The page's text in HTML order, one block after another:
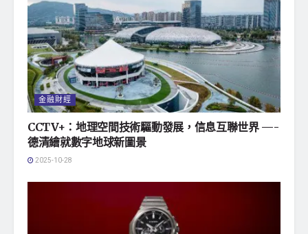
金融財經
CCTV+：地理空間技術驅動發展，信息互聯世界 —-
德清繪就數字地球新圖景
2025-10-28